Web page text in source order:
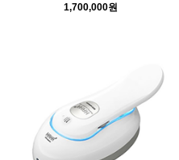
1,700,000원